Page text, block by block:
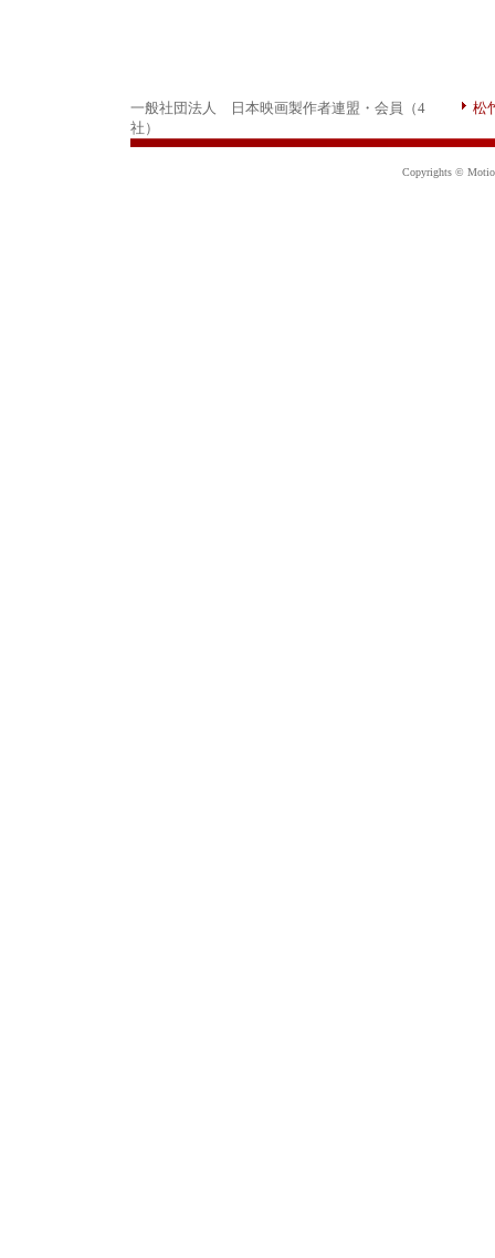
一般社団法人 日本映画製作者連盟・会員（4
社）
松
Copyrights ©